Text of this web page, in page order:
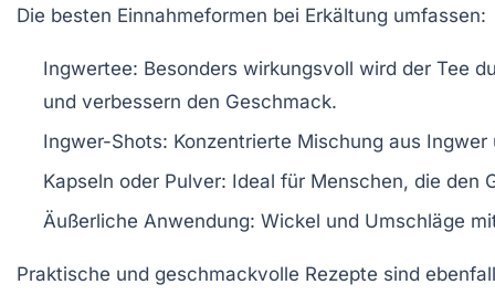
Die besten Einnahmeformen bei Erkältung umfassen:
Ingwertee: Besonders wirkungsvoll wird der Tee
und verbessern den Geschmack.
Ingwer-Shots: Konzentrierte Mischung aus
Kapseln oder Pulver: Ideal für Menschen, die den
Äußerliche Anwendung: Wickel und Umschläge
Praktische und geschmackvolle Rezepte sind